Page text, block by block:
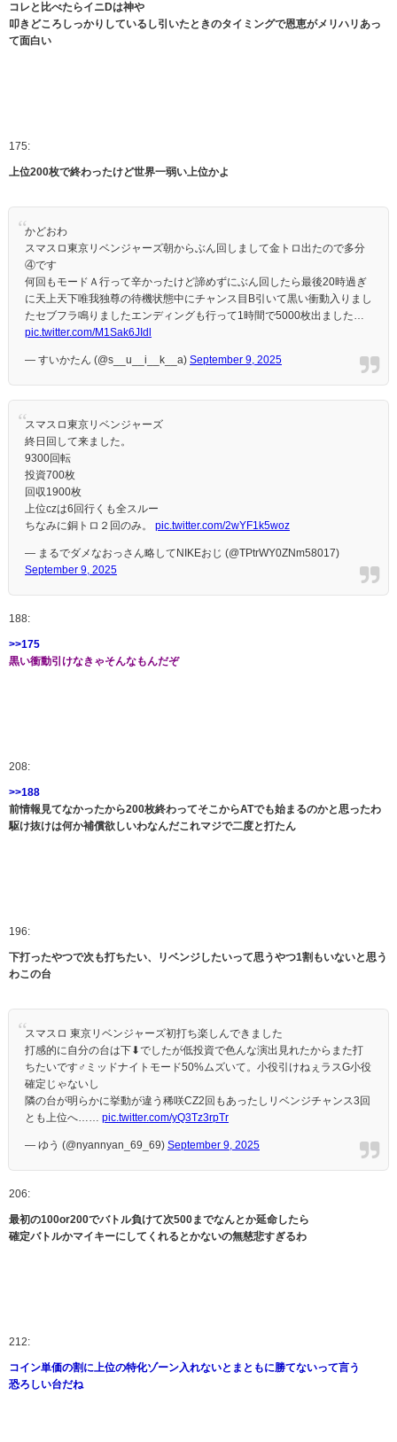
コレと比べたらイニDは神や
叩きどころしっかりしているし引いたときのタイミングで恩恵がメリハリあっ
て面白い
175:
上位200枚で終わったけど世界一弱い上位かよ
かどおわ
スマスロ東京リベンジャーズ朝からぶん回しまして金トロ出たので多分
④です
何回もモードＡ行って辛かったけど諦めずにぶん回したら最後20時過ぎ
に天上天下唯我独尊の待機状態中にチャンス目B引いて黒い衝動入りまし
たセブフラ鳴りましたエンディングも行って1時間で5000枚出ました…
pic.twitter.com/M1Sak6JIdl
— すいかたん (@s__u__i__k__a) September 9, 2025
スマスロ東京リベンジャーズ
終日回して来ました。
9300回転
投資700枚
回収1900枚
上位czは6回行くも全スルー
ちなみに銅トロ２回のみ。 pic.twitter.com/2wYF1k5woz
— まるでダメなおっさん略してNIKEおじ (@TPtrWY0ZNm58017)
September 9, 2025
188:
>>175
黒い衝動引けなきゃそんなもんだぞ
208:
>>188
前情報見てなかったから200枚終わってそこからATでも始まるのかと思ったわ
駆け抜けは何か補償欲しいわなんだこれマジで二度と打たん
196:
下打ったやつで次も打ちたい、リベンジしたいって思うやつ1割もいないと思う
わこの台
スマスロ 東京リベンジャーズ初打ち楽しんできました
打感的に自分の台は下⬇でしたが低投資で色んな演出見れたからまた打
ちたいです‍♂️ミッドナイトモード50%ムズいて。小役引けねぇラスG小役
確定じゃないし
隣の台が明らかに挙動が違う稀咲CZ2回もあったしリベンジチャンス3回
とも上位へ…… pic.twitter.com/yQ3Tz3rpTr
— ゆう (@nyannyan_69_69) September 9, 2025
206:
最初の100or200でバトル負けて次500までなんとか延命したら
確定バトルかマイキーにしてくれるとかないの無慈悲すぎるわ
212:
コイン単価の割に上位の特化ゾーン入れないとまともに勝てないって言う
恐ろしい台だね